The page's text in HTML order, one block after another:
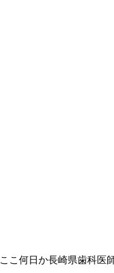
ここ何日か長崎県歯科医